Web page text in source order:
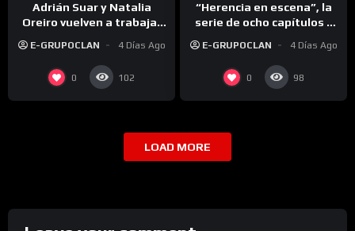
Adrián Suar y Natalia
Oreiro vuelven a trabajar
“Yo, Narciso”
E-GRUPOCLAN 4 Días Ago
0 102
“Herencia en escena”, la
serie de ocho capítulos y
convirtió en la gran
sorpresa del streaming
E-GRUPOCLAN 4 Días Ago
0 98
LOAD MORE